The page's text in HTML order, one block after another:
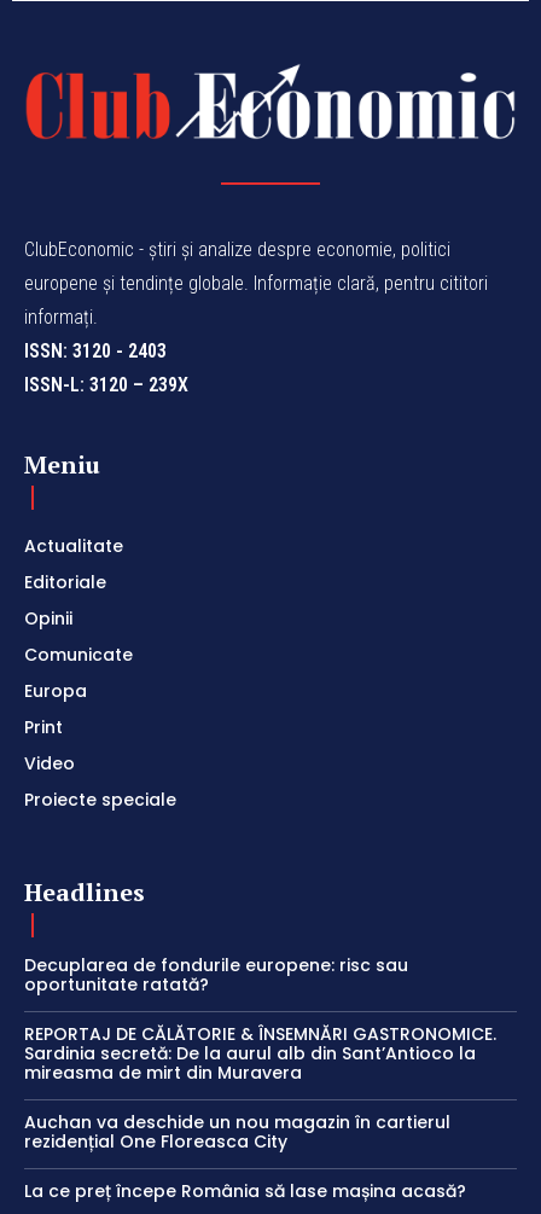
ClubEconomic - știri și analize despre economie, politici
europene și tendințe globale. Informație clară, pentru cititori
informați.
ISSN: 3120 - 2403
ISSN-L: 3120 – 239X
Meniu
Actualitate
Editoriale
Opinii
Comunicate
Europa
Print
Video
Proiecte speciale
Headlines
Decuplarea de fondurile europene: risc sau
oportunitate ratată?
REPORTAJ DE CĂLĂTORIE & ÎNSEMNĂRI GASTRONOMICE.
Sardinia secretă: De la aurul alb din Sant’Antioco la
mireasma de mirt din Muravera
Auchan va deschide un nou magazin în cartierul
rezidențial One Floreasca City
La ce preț începe România să lase mașina acasă?